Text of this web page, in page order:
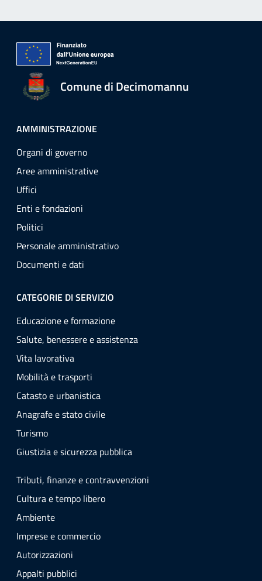
Comune di Decimomannu
AMMINISTRAZIONE
Organi di governo
Aree amministrative
Uffici
Enti e fondazioni
Politici
Personale amministrativo
Documenti e dati
CATEGORIE DI SERVIZIO
Educazione e formazione
Salute, benessere e assistenza
Vita lavorativa
Mobilità e trasporti
Catasto e urbanistica
Anagrafe e stato civile
Turismo
Giustizia e sicurezza pubblica
Tributi, finanze e contravvenzioni
Cultura e tempo libero
Ambiente
Imprese e commercio
Autorizzazioni
Appalti pubblici